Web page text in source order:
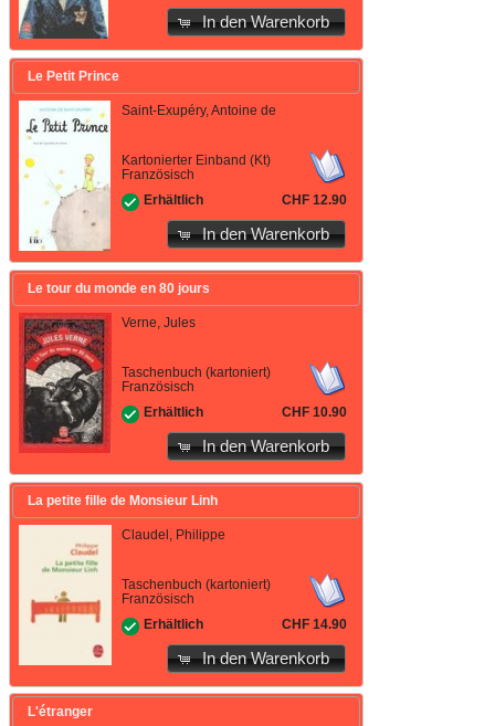
In den Warenkorb
Le Petit Prince
Saint-Exupéry, Antoine de
Kartonierter Einband (Kt)
Französisch
Erhältlich
CHF 12.90
In den Warenkorb
Le tour du monde en 80 jours
Verne, Jules
Taschenbuch (kartoniert)
Französisch
Erhältlich
CHF 10.90
In den Warenkorb
La petite fille de Monsieur Linh
Claudel, Philippe
Taschenbuch (kartoniert)
Französisch
Erhältlich
CHF 14.90
In den Warenkorb
L'étranger